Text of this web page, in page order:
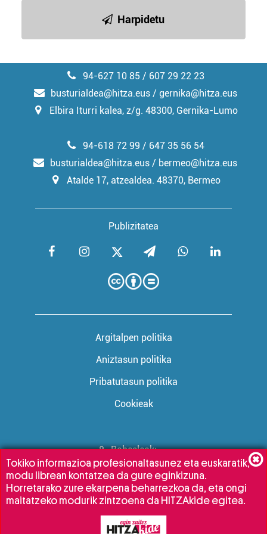
Harpidetu
94-627 10 85 / 607 29 22 23
busturialdea@hitza.eus / gernika@hitza.eus
Elbira Iturri kalea, z/g. 48300, Gernika-Lumo
Publizitatea
94-618 72 99 / 647 35 56 54
busturialdea@hitza.eus / bermeo@hitza.eus
Atalde 17, atzealdea. 48370, Bermeo
Argitalpen politika
Aniztasun politika
Pribatutasun politika
Cookieak
Babesleak:
Tokiko informazioa profesionaltasunez eta euskaratik,
modu librean kontatzea da gure eginkizuna.
Horretarako zure ekarpena beharrezkoa da, eta ongi
maitatzeko modurik zintzoena da HITZAkide egitea.